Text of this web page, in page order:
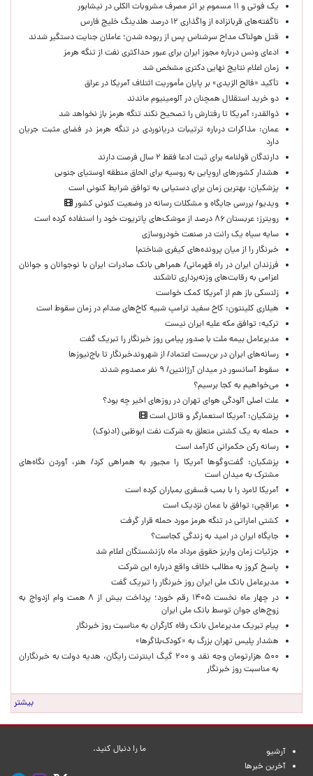
یک فوتی و ۱۱ مسموم بر اثر مصرف مشروبات الکلی در نیشابور
ناگفته‌های قربانزاده از واگذاری ۱۲ درصد هلدینگ خلیج فارس
قتل هولناک مداح سرشناس پس از ربوده شدن؛ عاملان جنایت دستگیر شدند
ادعای ونس درباره مجوز ایران برای عبور حداکثری نفت از تنگه هرمز
زمان اعلام نتایج نهایی دکتری مشخص شد
تأکید «فالح الزیدی» بر پایان مأموریت ائتلاف آمریکا در عراق
دو خرید استقلال همچنان در آلومینیوم ماندند
ذوالقدر: آمریکا تا رفتارش را تصحیح نکند تنگه هرمز باز نخواهد شد
عمان: مذاکرات درباره ترتیبات دریانوردی در تنگه هرمز در فضای مثبت جریان
دارد
دارندگان قولنامه برای ثبت ادعا فقط ۲ سال فرصت دارند
هشدار کشورهای اروپایی به روسیه برای الحاق منطقه اوستیای جنوبی
پزشکیان‌: بهترین زمان برای دستیابی به توافق شرایط کنونی است
ویدیو/ بررسی جایگاه و مشکلات رسانه در وضعیت کنونی کشور
رویترز: عربستان ۸۶ درصد از موشک‌های پاتریوت خود را استفاده کرده است
سایه سیاه یک رانت در صنعت خودروسازی
خبرنگار را از میان پرونده‌های کیفری شناختم!
​فرزندان ایران در راه قهرمانی/ همراهی بانک صادرات ایران با نوجوانان و جوانان
اعزامی به رقابت‌های وزنه‌برداری تاشکند
زلنسکی باز هم از آمریکا کمک خواست
هیلاری کلینتون: کاخ سفید ترامپ شبیه کاخ‌های صدام در زمان سقوط است
ترکیه: توافق مکه علیه ایران نیست
مدیرعامل بیمه ملت با صدور پیامی روز خبرنگار را تبریک گفت
رسانه‌های ایران در بن‌بست اعتماد/ از شهروندخبرنگار تا باج‌نیوزها
سقوط آسانسور در میدان آرژانتین/ ۹ نفر مصدوم شدند
می‌خواهیم به کجا برسیم؟
علت اصلی آلودگی هوای تهران در روزهای اخیر چه بود؟
پزشکیان: آمریکا استعمارگر و قاتل است
حمله به یک کشتی متعلق به شرکت نفت ابوظبی (ادنوک)
رسانه رکن حکمرانی کارآمد است
پزشکیان: گفت‌وگوها آمریکا را مجبور به همراهی کرد/ هنر، آوردن نگاه‌های
مشترک به میدان است
آمریکا لامرد را با بمب فسفری بمباران کرده است
عراقچی: توافق با عمان نزدیک است
کشتی اماراتی در تنگه هرمز مورد حمله قرار گرفت
جایگاه ایران در امید به زندگی کجاست؟
جزئیات زمان واریز حقوق مرداد ماه بازنشستگان اعلام شد
پاسخ کروز به مطالب خلاف واقع درباره این شرکت
مدیرعامل بانک ملی ایران روز خبرنگار را تبریک گفت
در چهار ماه نخست ۱۴۰۵ رقم خورد؛ پرداخت بیش از ۸ همت وام ازدواج به
زوج‌های جوان توسط بانک ملی ایران
پیام تبریک مدیرعامل بانک رفاه کارگران به مناسبت روز خبرنگار
هشدار پلیس تهران بزرگ به «کودک‌بلاگرها»
۵۰۰ هزارتومان وجه نقد و ۲۰۰ گیگ اینترنت رایگان، هدیه دولت به خبرنگاران
به مناسبت روز خبرنگار
بیشتر
آرشیو
آخرین خبرها
ما را دنبال کنید.